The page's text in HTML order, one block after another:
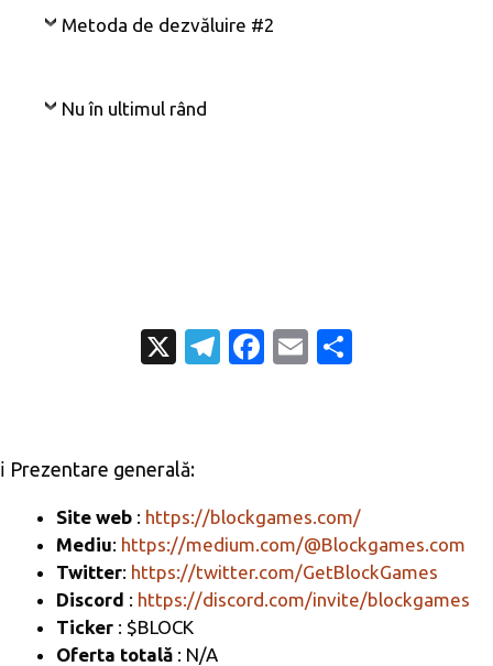
Metoda de dezvăluire #2
Nu în ultimul rând
X
T
m
Fa
o
k
E
ă
ℹ️ Prezentare generală:
Site web : https://blockgames.com/
Mediu: https://medium.com/@Blockgames.com
Twitter: https://twitter.com/GetBlockGames
Discord : https://discord.com/invite/blockgames
Ticker : $BLOCK
Oferta totală : N/A